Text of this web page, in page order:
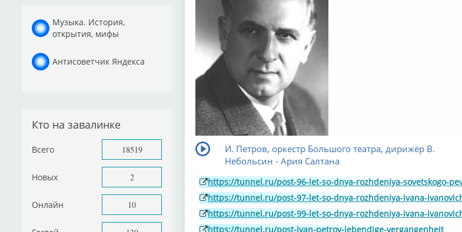
Музыка. История,
открытия, мифы
Антисоветчик Яндекса
Кто на завалинке
Всего 18519
Новых 2
Онлайн 10
И. Петров, оркестр Большого театра, дирижёр В.
Небольсин - Ария Салтана
https://tunnel.ru/post-96-let-so-dnya-rozhdeniya-sovetskogo-
https://tunnel.ru/post-97-let-so-dnya-rozhdeniya-ivana-
https://tunnel.ru/post-99-let-so-dnya-rozhdeniya-ivana-
https://tunnel.ru/post-ivan-petrov-lebendige-vergangenheit